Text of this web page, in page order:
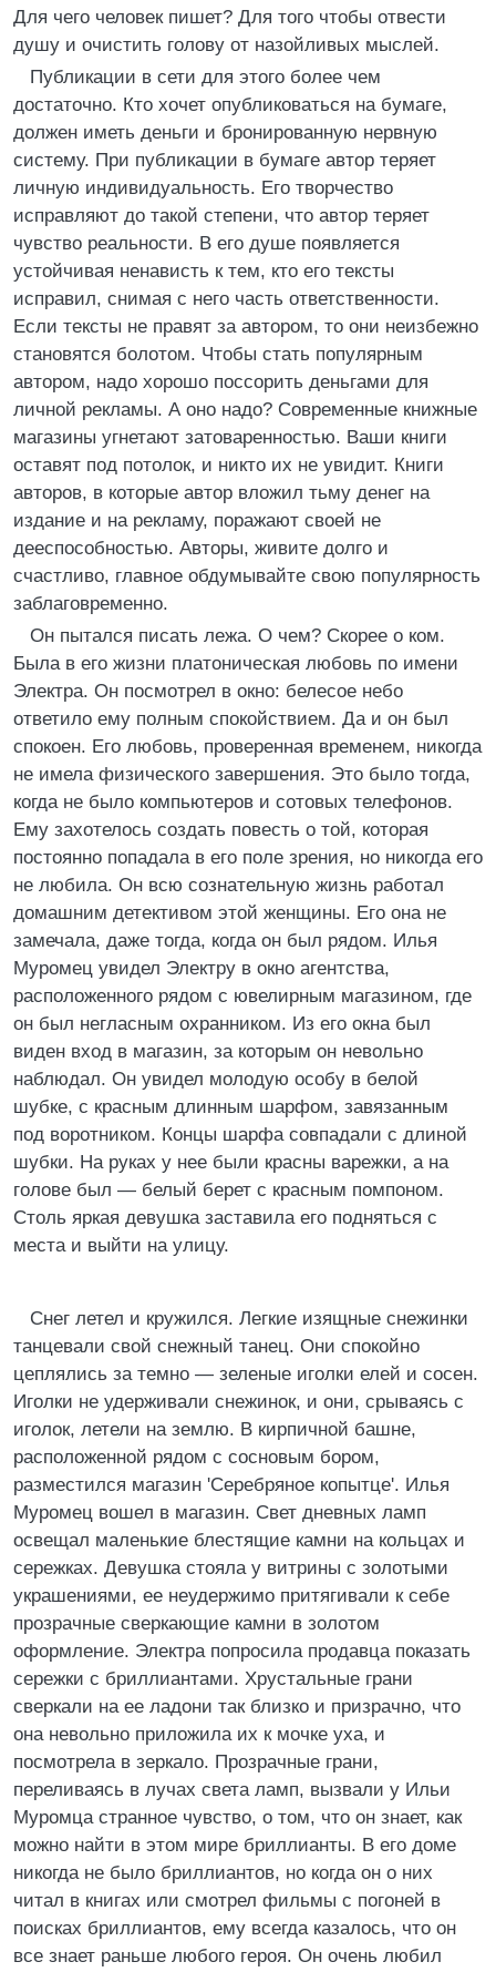
Для чего человек пишет? Для того чтобы отвести
душу и очистить голову от назойливых мыслей.
Публикации в сети для этого более чем
достаточно. Кто хочет опубликоваться на бумаге,
должен иметь деньги и бронированную нервную
систему. При публикации в бумаге автор теряет
личную индивидуальность. Его творчество
исправляют до такой степени, что автор теряет
чувство реальности. В его душе появляется
устойчивая ненависть к тем, кто его тексты
исправил, снимая с него часть ответственности.
Если тексты не правят за автором, то они неизбежно
становятся болотом. Чтобы стать популярным
автором, надо хорошо поссорить деньгами для
личной рекламы. А оно надо? Современные книжные
магазины угнетают затоваренностью. Ваши книги
оставят под потолок, и никто их не увидит. Книги
авторов, в которые автор вложил тьму денег на
издание и на рекламу, поражают своей не
дееспособностью. Авторы, живите долго и
счастливо, главное обдумывайте свою популярность
заблаговременно.
Он пытался писать лежа. О чем? Скорее о ком.
Была в его жизни платоническая любовь по имени
Электра. Он посмотрел в окно: белесое небо
ответило ему полным спокойствием. Да и он был
спокоен. Его любовь, проверенная временем, никогда
не имела физического завершения. Это было тогда,
когда не было компьютеров и сотовых телефонов.
Ему захотелось создать повесть о той, которая
постоянно попадала в его поле зрения, но никогда его
не любила. Он всю сознательную жизнь работал
домашним детективом этой женщины. Его она не
замечала, даже тогда, когда он был рядом. Илья
Муромец увидел Электру в окно агентства,
расположенного рядом с ювелирным магазином, где
он был негласным охранником. Из его окна был
виден вход в магазин, за которым он невольно
наблюдал. Он увидел молодую особу в белой
шубке, с красным длинным шарфом, завязанным
под воротником. Концы шарфа совпадали с длиной
шубки. На руках у нее были красны варежки, а на
голове был — белый берет с красным помпоном.
Столь яркая девушка заставила его подняться с
места и выйти на улицу.
Снег летел и кружился. Легкие изящные снежинки
танцевали свой снежный танец. Они спокойно
цеплялись за темно — зеленые иголки елей и сосен.
Иголки не удерживали снежинок, и они, срываясь с
иголок, летели на землю. В кирпичной башне,
расположенной рядом с сосновым бором,
разместился магазин 'Серебряное копытце'. Илья
Муромец вошел в магазин. Свет дневных ламп
освещал маленькие блестящие камни на кольцах и
сережках. Девушка стояла у витрины с золотыми
украшениями, ее неудержимо притягивали к себе
прозрачные сверкающие камни в золотом
оформление. Электра попросила продавца показать
сережки с бриллиантами. Хрустальные грани
сверкали на ее ладони так близко и призрачно, что
она невольно приложила их к мочке уха, и
посмотрела в зеркало. Прозрачные грани,
переливаясь в лучах света ламп, вызвали у Ильи
Муромца странное чувство, о том, что он знает, как
можно найти в этом мире бриллианты. В его доме
никогда не было бриллиантов, но когда он о них
читал в книгах или смотрел фильмы с погоней в
поисках бриллиантов, ему всегда казалось, что он
все знает раньше любого героя. Он очень любил